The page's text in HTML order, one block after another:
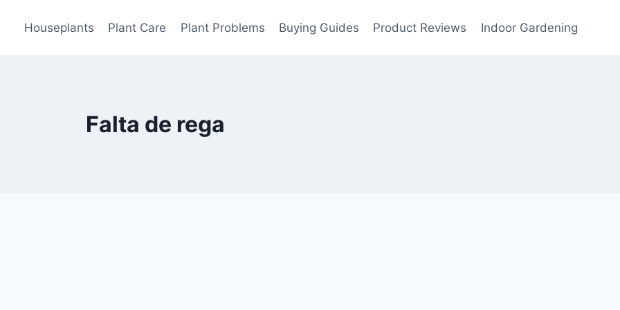
Houseplants Plant Care Plant Problems Buying Guides Product Reviews Indoor Gardening
Falta de rega